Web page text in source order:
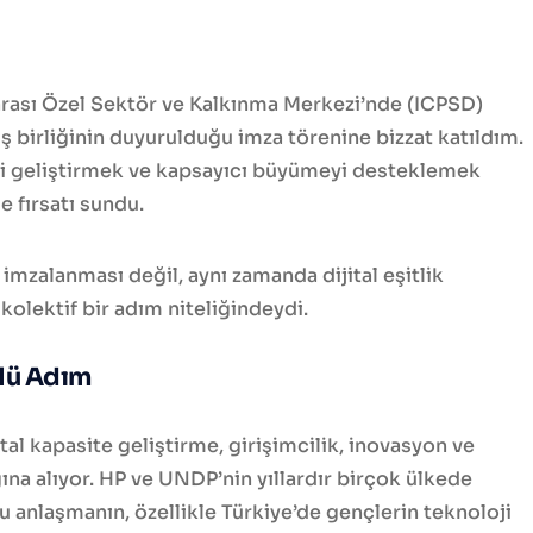
Özel Sektör ve Kalkınma Merkezi’nde (ICPSD)
birliğinin duyurulduğu imza törenine bizzat katıldım.
ve kapsayıcı büyümeyi desteklemek
fırsatı sundu.
imzalanması değil, aynı zamanda dijital eşitlik
bir adım niteliğindeydi.
Adım
kapasite geliştirme, girişimcilik, inovasyon ve
alıyor. HP ve UNDP’nin yıllardır birçok ülkede
anlaşmanın, özellikle Türkiye’de gençlerin teknoloji